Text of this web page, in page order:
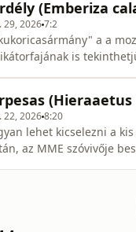
(Emberiza
29, 20267:2
a a
is
22, 20268:20
lehet kicselezni a